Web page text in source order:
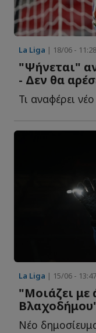
La Liga | 18/06 - 11:28
"Ψήνεται"
- Δεν θα
La Liga | 15/06 - 13:47
"Μοιάζει με